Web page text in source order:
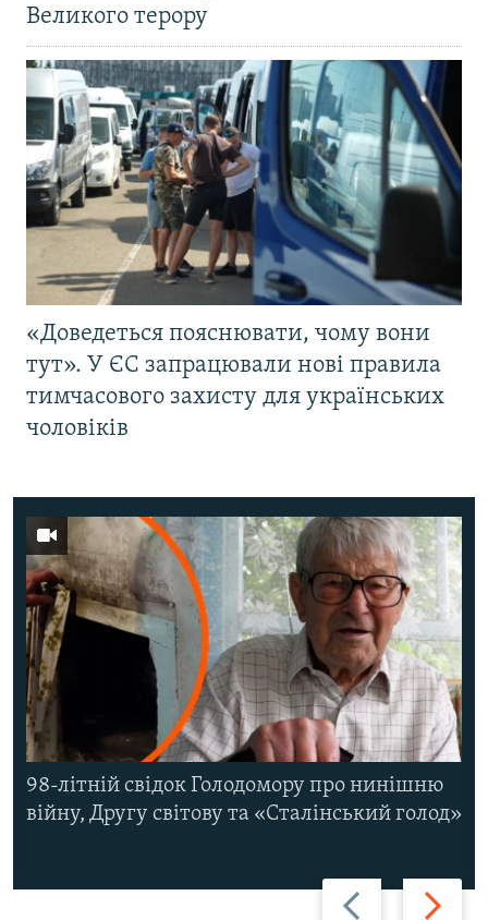
Великого терору
«Доведеться пояснювати, чому вони
тут». У ЄС запрацювали нові правила
тимчасового захисту для українських
чоловіків
Назад Вперед
98-літній свідок Голодомору про нинішню
війну, Другу світову та «Сталінський голод»